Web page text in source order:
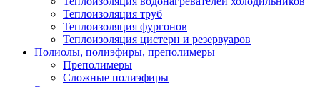
Теплоизоляция труб
Теплоизоляция фургонов
Теплоизоляция цистерн и резервуаров
Полиолы, полиэфиры, преполимеры
Преполимеры
Сложные полиэфиры